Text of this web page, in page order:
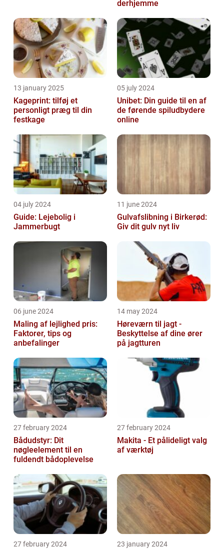
derhjemme
13 january 2025
Kageprint: tilføj et
personligt præg til din
festkage
05 july 2024
Unibet: Din guide til en af
de førende spiludbydere
online
04 july 2024
Guide: Lejebolig i
Jammerbugt
11 june 2024
Gulvafslibning i Birkerød:
Giv dit gulv nyt liv
06 june 2024
Maling af lejlighed pris:
Faktorer, tips og
anbefalinger
14 may 2024
Høreværn til jagt -
Beskyttelse af dine ører
på jagtturen
27 february 2024
Bådudstyr: Dit
nøgleelement til en
fuldendt bådoplevelse
27 february 2024
Makita - Et pålideligt valg
af værktøj
27 february 2024 23 january 2024